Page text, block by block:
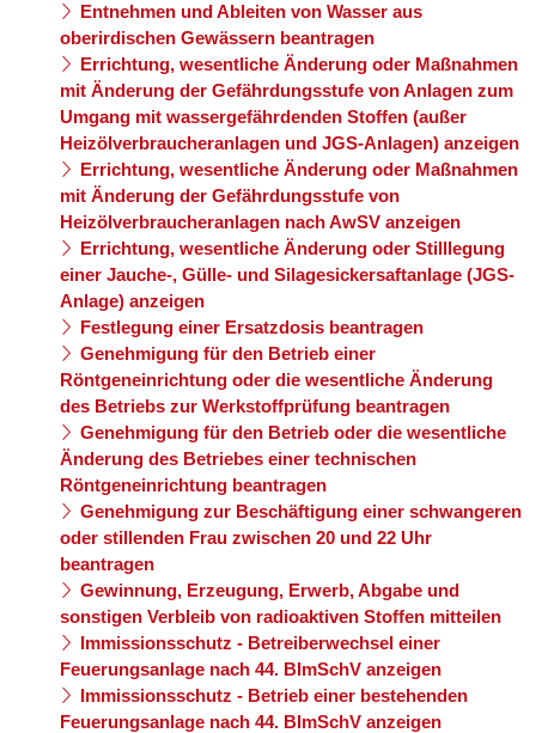
Entnehmen und Ableiten von Wasser aus
oberirdischen Gewässern beantragen
Errichtung, wesentliche Änderung oder Maßnahmen
mit Änderung der Gefährdungsstufe von Anlagen zum
Umgang mit wassergefährdenden Stoffen (außer
Heizölverbraucheranlagen und JGS-Anlagen) anzeigen
Errichtung, wesentliche Änderung oder Maßnahmen
mit Änderung der Gefährdungsstufe von
Heizölverbraucheranlagen nach AwSV anzeigen
Errichtung, wesentliche Änderung oder Stilllegung
einer Jauche-, Gülle- und Silagesickersaftanlage (JGS-
Anlage) anzeigen
Festlegung einer Ersatzdosis beantragen
Genehmigung für den Betrieb einer
Röntgeneinrichtung oder die wesentliche Änderung
des Betriebs zur Werkstoffprüfung beantragen
Genehmigung für den Betrieb oder die wesentliche
Änderung des Betriebes einer technischen
Röntgeneinrichtung beantragen
Genehmigung zur Beschäftigung einer schwangeren
oder stillenden Frau zwischen 20 und 22 Uhr
beantragen
Gewinnung, Erzeugung, Erwerb, Abgabe und
sonstigen Verbleib von radioaktiven Stoffen mitteilen
Immissionsschutz - Betreiberwechsel einer
Feuerungsanlage nach 44. BImSchV anzeigen
Immissionsschutz - Betrieb einer bestehenden
Feuerungsanlage nach 44. BImSchV anzeigen